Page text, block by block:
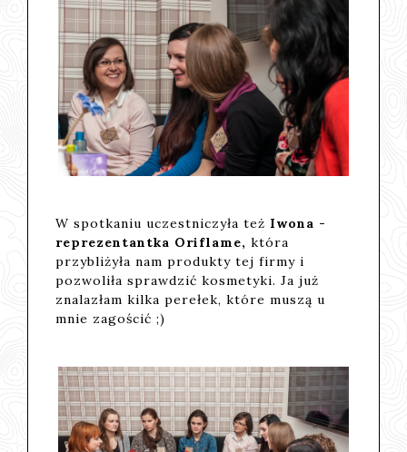
W spotkaniu uczestniczyła też Iwona -
reprezentantka Oriflame,która
przybliżyła nam produkty tej firmy i
pozwoliła sprawdzić kosmetyki. Ja już
znalazłam kilka perełek, które muszą u
mnie zagościć ;)